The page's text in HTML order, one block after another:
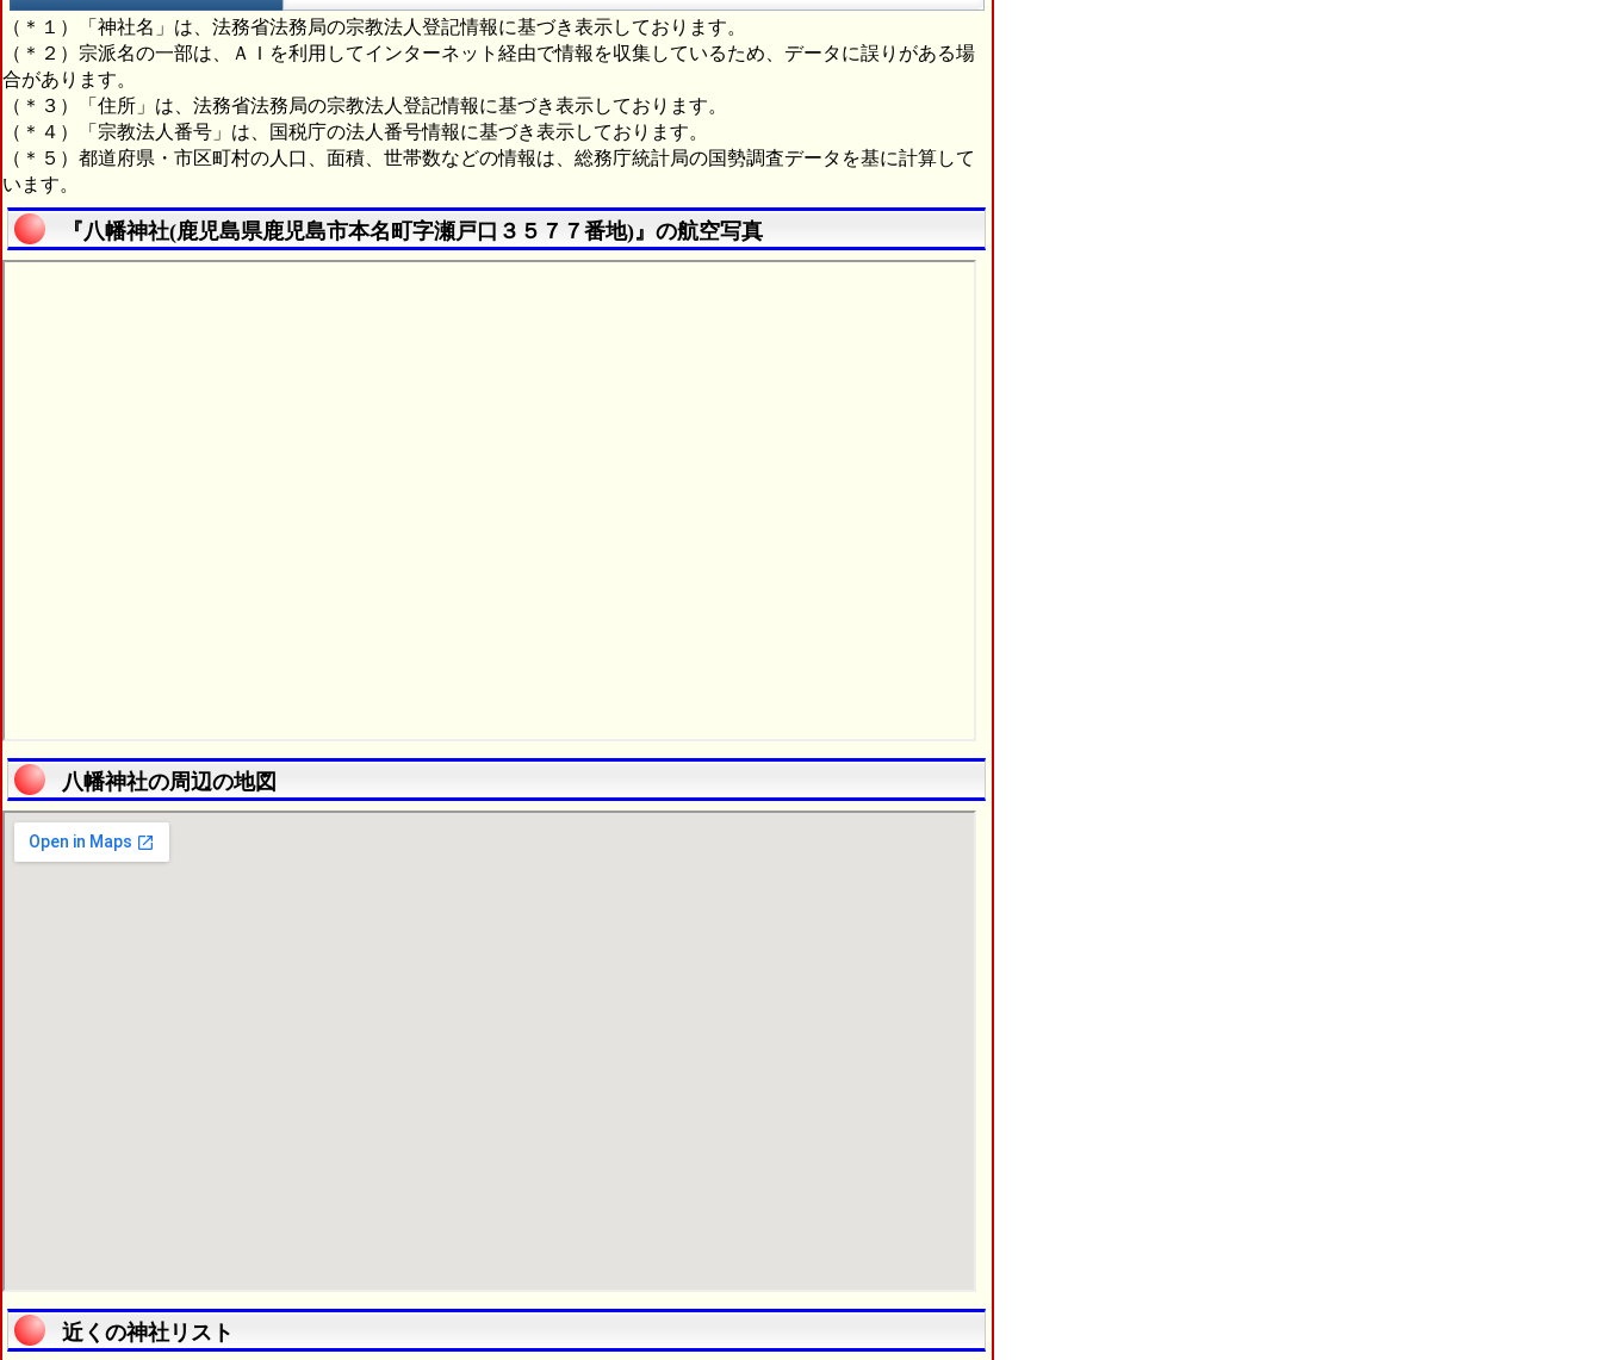
（＊１）「神社名」は、法務省法務局の宗教法人登記情報に基づき表示しております。
（＊２）宗派名の一部は、ＡＩを利用してインターネット経由で情報を収集しているため、データに誤りがある場
合があります。
（＊３）「住所」は、法務省法務局の宗教法人登記情報に基づき表示しております。
（＊４）「宗教法人番号」は、国税庁の法人番号情報に基づき表示しております。
（＊５）都道府県・市区町村の人口、面積、世帯数などの情報は、総務庁統計局の国勢調査データを基に計算して
います。
『八幡神社(鹿児島県鹿児島市本名町字瀬戸口３５７７番地)』の航空写真
八幡神社の周辺の地図
近くの神社リスト